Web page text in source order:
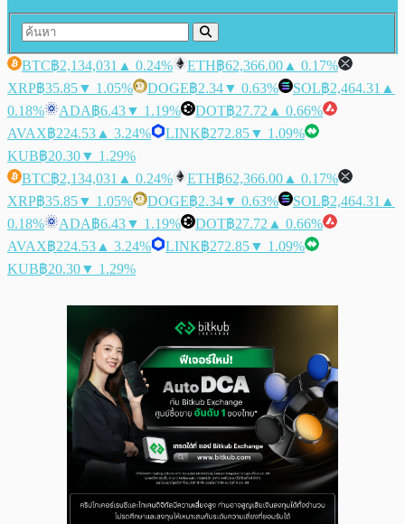
BTC฿2,134,031 ▲ 0.24% ETH฿62,366.00 ▲ 0.17%
XRP฿35.85▼ 1.05% DOGE฿2.34▼ 0.63% SOL฿2,464.31 ▲
0.18%
ADA฿6.43▼ 1.19% DOT฿27.72 ▲ 0.66%
AVAX฿224.53 ▲ 3.24% LINK฿272.85▼ 1.09%
KUB฿20.30▼ 1.29%
BTC฿2,134,031 ▲ 0.24% ETH฿62,366.00 ▲ 0.17%
XRP฿35.85▼ 1.05% DOGE฿2.34▼ 0.63% SOL฿2,464.31 ▲
0.18%
ADA฿6.43▼ 1.19% DOT฿27.72 ▲ 0.66%
AVAX฿224.53 ▲ 3.24% LINK฿272.85▼ 1.09%
KUB฿20.30▼ 1.29%